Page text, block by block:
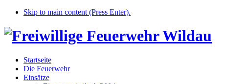
Skip to main content (Press Enter).
Startseite
Die Feuerwehr
Einsätze